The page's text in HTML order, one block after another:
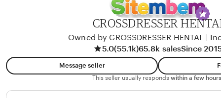
CROSSDRESSER
Owned by CROSSDRESSER HENTAI
5.0(55.1k)65.8k salesSince
Message seller
This seller usually responds within a few